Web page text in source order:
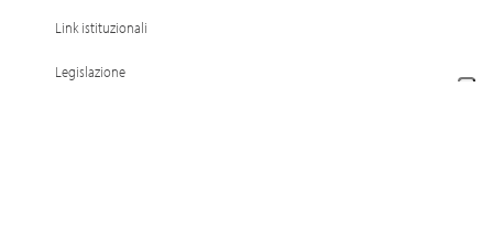
Link istituzionali
Legislazione